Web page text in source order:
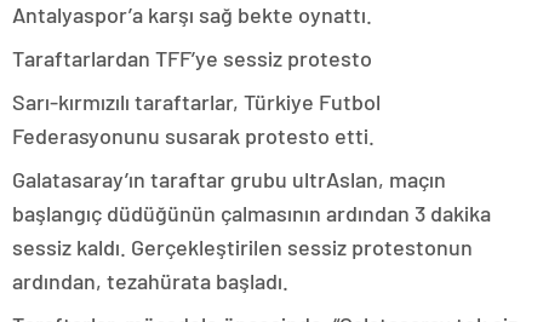
Antalyaspor’a karşı sağ bekte oynattı.
Taraftarlardan TFF’ye sessiz protesto
Sarı-kırmızılı taraftarlar, Türkiye Futbol
Federasyonunu susarak protesto etti.
Galatasaray’ın taraftar grubu ultrAslan, maçın
başlangıç düdüğünün çalmasının ardından 3 dakika
sessiz kaldı. Gerçekleştirilen sessiz protestonun
ardından, tezahürata başladı.